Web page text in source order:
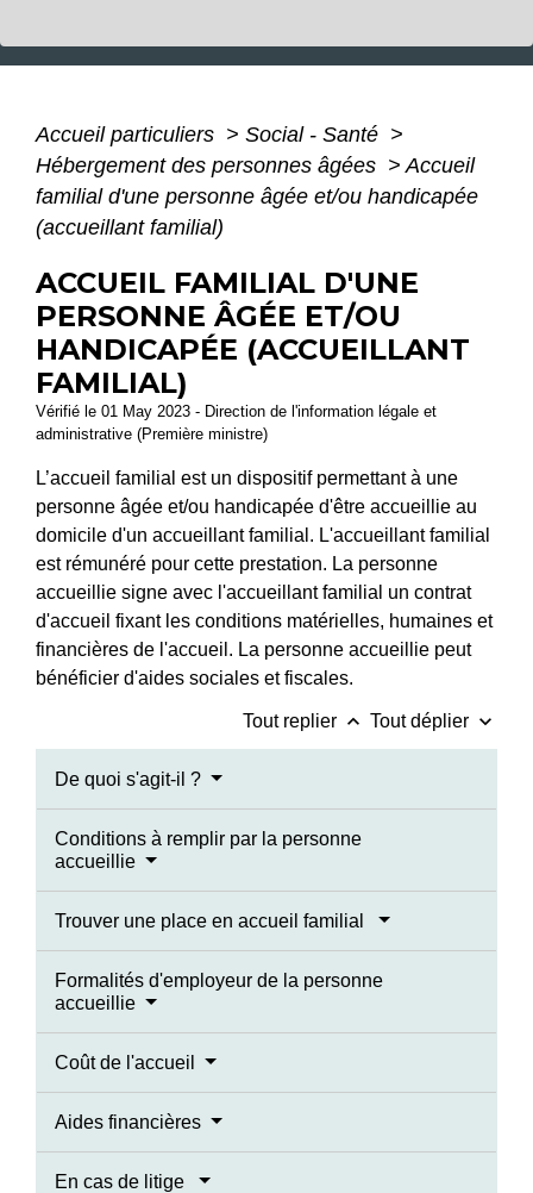
Accueil particuliers > Social - Santé >
Hébergement des personnes âgées > Accueil
familial d'une personne âgée et/ou handicapée
(accueillant familial)
ACCUEIL FAMILIAL D'UNE
PERSONNE ÂGÉE ET/OU
HANDICAPÉE (ACCUEILLANT
FAMILIAL)
Vérifié le 01 May 2023 - Direction de l'information légale et
administrative (Première ministre)
L’accueil familial est un dispositif permettant à une
personne âgée et/ou handicapée d'être accueillie au
domicile d'un accueillant familial. L'accueillant familial
est rémunéré pour cette prestation. La personne
accueillie signe avec l'accueillant familial un contrat
d'accueil fixant les conditions matérielles, humaines et
financières de l'accueil. La personne accueillie peut
bénéficier d'aides sociales et fiscales.
Tout replier keyboard_arrow_up Tout déplier keyboard_arrow_down
De quoi s'agit-il ?
Conditions à remplir par la personne
accueillie
Trouver une place en accueil familial
Formalités d'employeur de la personne
accueillie
Coût de l'accueil
Aides financières
En cas de litige